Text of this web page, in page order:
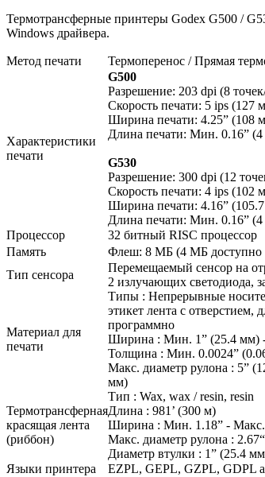
Термотрансферные принтеры Godex G500 /
Windows драйвера.
Метод печати Термоперенос / Прямая
Характеристики
печати
G500
Разрешение: 203 dpi (8
Скорость печати: 5 ips (127
Ширина печати: 4.25” (108
Длина печати: Мин. 0.16”
G530
Разрешение: 300 dpi (12
Скорость печати: 4 ips (102
Ширина печати: 4.16”
Длина печати: Мин. 0.16”
Процессор
32 битный RISC процессор
Память
Флеш: 8 МБ (4 МБ доступно
Тип сенсора
Перемещаемый сенсор на
2 излучающих светодиода,
Материал для
печати
Типы : Непрерывные
этикет лента с отверстием,
программно
Ширина : Мин. 1” (25.4 мм)
Толщина : Мин. 0.0024”
Макс. диаметр рулона : 5”
мм)
Термотрансферная
красящая лента
(риббон)
Тип : Wax, wax / resin, resin
Длина : 981’ (300 м)
Ширина : Мин. 1.18” -
Макс. диаметр рулона :
Диаметр втулки : 1” (25.4
Языки принтера
EZPL, GEPL, GZPL, GDPL